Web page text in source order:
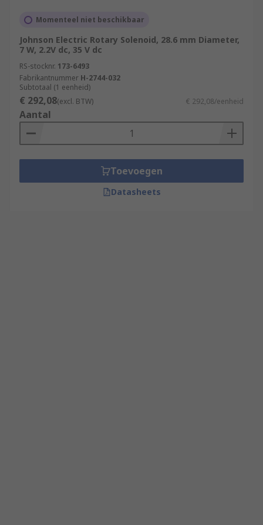
Momenteel niet beschikbaar
Johnson Electric Rotary Solenoid, 28.6 mm Diameter,
7 W, 2.2V dc, 35 V dc
RS-stocknr. 173-6493
Fabrikantnummer H-2744-032
Subtotaal (1 eenheid)
€ 292,08(excl. BTW) € 292,08/eenheid
Aantal
Toevoegen
Datasheets